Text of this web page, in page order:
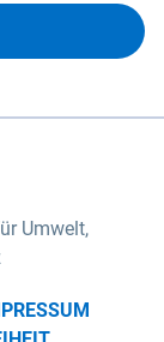
Umwelt,